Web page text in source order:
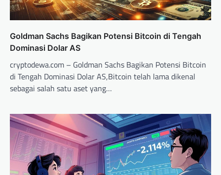
Goldman Sachs Bagikan Potensi Bitcoin di Tengah
Dominasi Dolar AS
cryptodewa.com – Goldman Sachs Bagikan Potensi Bitcoin
di Tengah Dominasi Dolar AS,Bitcoin telah lama dikenal
sebagai salah satu aset yang…